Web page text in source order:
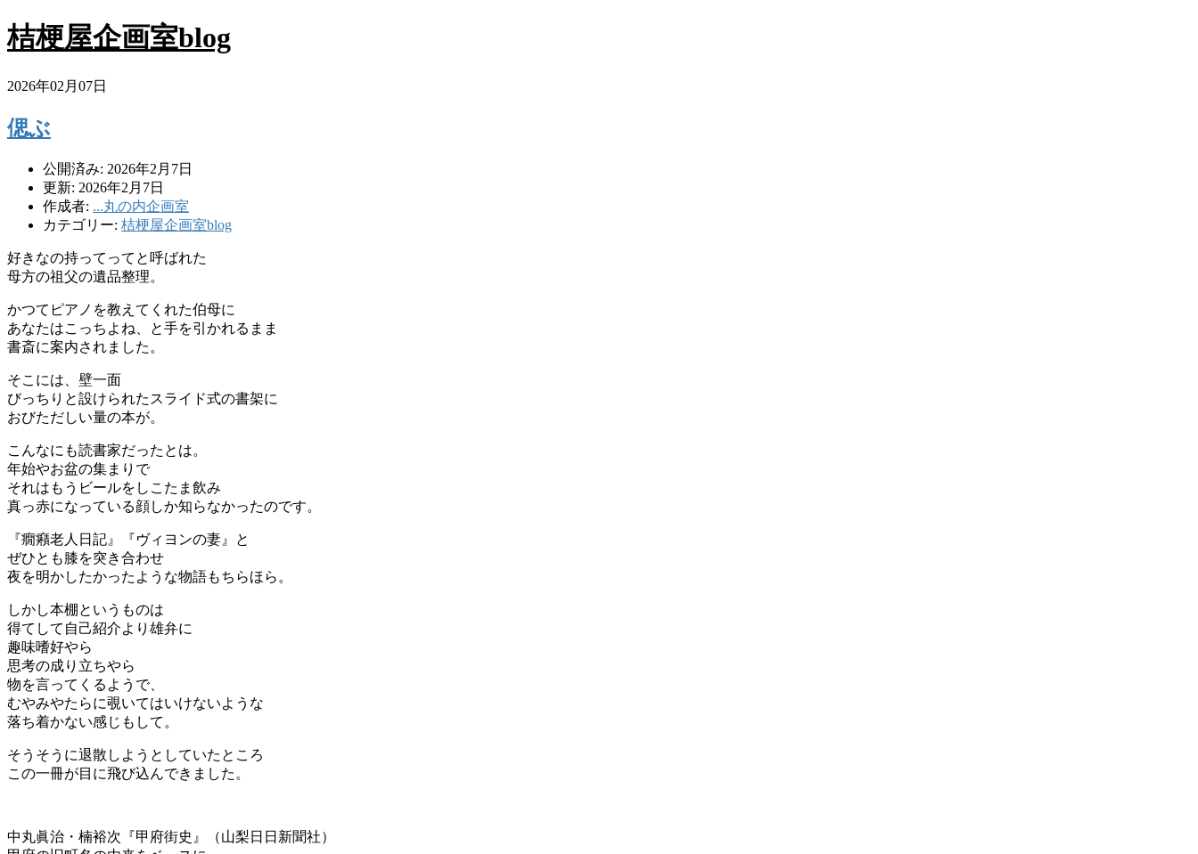
桔梗屋企画室blog
2026年02月07日
偲ぶ
公開済み: 2026年2月7日
更新: 2026年2月7日
作成者: ...丸の内企画室
カテゴリー: 桔梗屋企画室blog
好きなの持ってってと呼ばれた
母方の祖父の遺品整理。
かつてピアノを教えてくれた伯母に
あなたはこっちよね、と手を引かれるまま
書斎に案内されました。
そこには、壁一面
びっちりと設けられたスライド式の書架に
おびただしい量の本が。
こんなにも読書家だったとは。
年始やお盆の集まりで
それはもうビールをしこたま飲み
真っ赤になっている顔しか知らなかったのです。
『癇癪老人日記』『ヴィヨンの妻』と
ぜひとも膝を突き合わせ
夜を明かしたかったような物語もちらほら。
しかし本棚というものは
得てして自己紹介より雄弁に
趣味嗜好やら
思考の成り立ちやら
物を言ってくるようで、
むやみやたらに覗いてはいけないような
落ち着かない感じもして。
そうそうに退散しようとしていたところ
この一冊が目に飛び込んできました。
中丸眞治・楠裕次『甲府街史』（山梨日日新聞社）